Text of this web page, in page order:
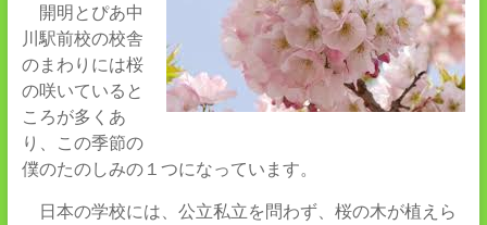
開明とぴあ中
川駅前校の校舎
のまわりには桜
の咲いていると
ころが多くあ
り、この季節の
僕のたのしみの１つになっています。
日本の学校には、公立私立を問わず、桜の木が植えら